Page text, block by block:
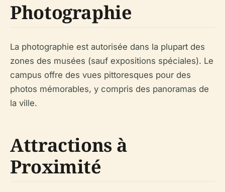
Photographie
La photographie est autorisée dans la plupart des
zones des musées (sauf expositions spéciales). Le
campus offre des vues pittoresques pour des
photos mémorables, y compris des panoramas de
la ville.
Attractions à
Proximité